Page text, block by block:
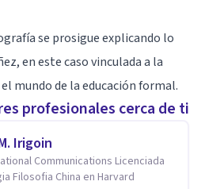
se prosigue explicando lo
en este caso vinculada a la
mundo de la educación formal.
profesionales cerca de ti
Irigoin
Communications Licenciada
en Psicologia Filosofia China en Harvard